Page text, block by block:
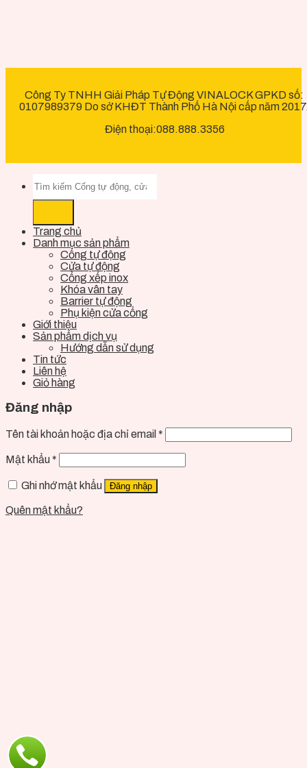
Công Ty TNHH Giải Pháp Tự Động VINALOCK GPKD số:
0107989379 Do sở KHĐT Thành Phố Hà Nội cấp năm
Điện thoại:088.888.3356
Trang chủ
Danh mục sản phẩm
Cổng tự động
Cửa tự động
Cổng xếp inox
Khóa vân tay
Barrier tự động
Phụ kiện cửa cổng
Giới thiệu
Sản phẩm dịch vụ
Hướng dẫn sử dụng
Tin tức
Liên hệ
Giỏ hàng
Đăng nhập
Tên tài khoản hoặc địa chỉ email *
Mật khẩu *
Ghi nhớ mật khẩu Đăng nhập
Quên mật khẩu?